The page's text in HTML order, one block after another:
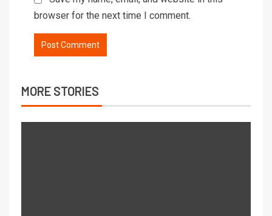
browser for the next time I comment.
MORE STORIES